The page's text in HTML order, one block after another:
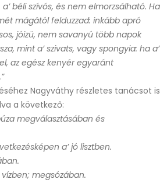
béli szívós, és nem elmorzsálható. Ha
mágától felduzzad: inkább apró
jóizü, nem savanyú több napok
mint a’ szivats, vagy spongyia: ha a’
az egész kenyér egyaránt
Nagyváthy részletes tanácsot is
a következő:
megválasztásában és
a’ jó lisztben.
megsózában.